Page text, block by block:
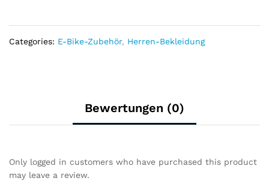
Categories: E-Bike-Zubehör, Herren-Bekleidung
Bewertungen (0)
Only logged in customers who have purchased this product
may leave a review.